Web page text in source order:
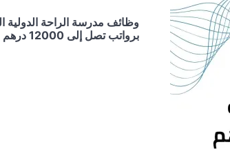
وظائف مدرسة الراحة الدولية
برواتب تصل إلى 12000 درهم قدم الآن